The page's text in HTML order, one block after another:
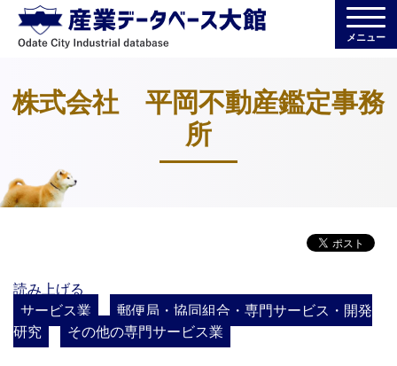
メニュー
株式会社 平岡不動産鑑定事務
所
読み上げる
サービス業
郵便局・協同組合・専門サービス・開発
研究
その他の専門サービス業